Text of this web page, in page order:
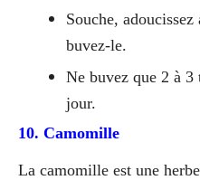
Souche,
buvez-le.
Ne buvez que 2 à 3
jour.
10. Camomille
La camomille est une